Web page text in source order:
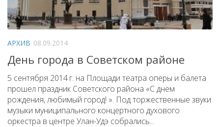
АРХИВ 08.09.2014
День города в Советском районе
5 сентября 2014 г. на Площади театра оперы и балета
прошел праздник Советского района «С днем
рождения, любимый город! ». Под торжественные звуки
музыки муниципального концертного духового
оркестра в центре Улан-Удэ собрались...